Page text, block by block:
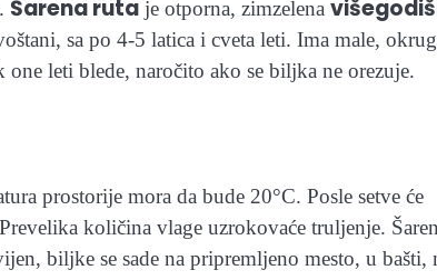
Šarena ruta je otporna, zimzelena
sa po 4-5 latica i cveta leti. Ima male,
leti blede, naročito ako se biljka ne orezuje.
prostorije mora da bude 20°C. Posle setve će
količina vlage uzrokovaće truljenje.
biljke se sade na pripremljeno mesto, u bašti,